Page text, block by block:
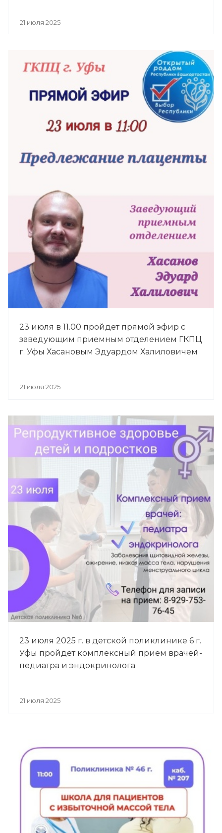
21 июля 2025
23 июля в 11.00 пройдет прямой эфир с
заведующим приемным отделением ГКПЦ
г. Уфы Хасановым Эдуардом Халиловичем
21 июля 2025
23 июля 2025 г. в детской поликлинике 6 г.
Уфы пройдет комплексный прием врачей-
педиатра и эндокринолога
21 июля 2025